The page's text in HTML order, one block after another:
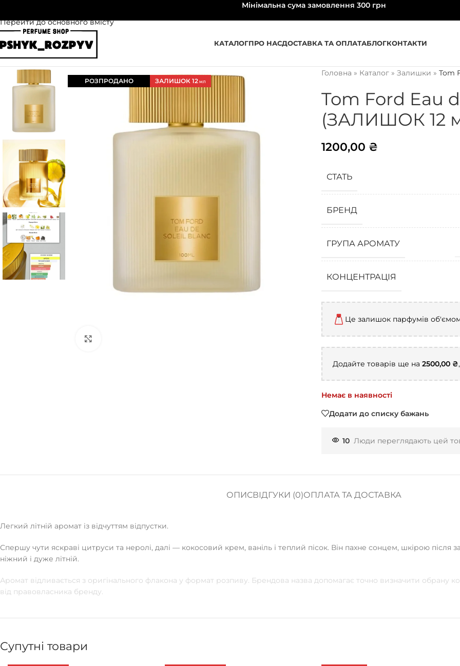
Перейти до основного вмісту
Мінімальна сума замовлення 300 грн
КАТАЛОГПРО НАСДОСТАВКА ТА ОПЛАТАБЛОГКОНТАКТИ
РОЗПРОДАНО ЗАЛИШОК 12 МЛ
Головна » Каталог» Залишки » Tom
Tom Ford Eau
(ЗАЛИШОК 12
1200,00 ₴
СТАТЬ
БРЕНД
ГРУПА АРОМАТУ
КОНЦЕНТРАЦІЯ
Це залишок парфумів
Додайте товарів ще на 2500,00 ₴
Немає в наявності
Додати до списку бажань
10 Люди переглядають цей
ОПИСВІДГУКИ (0)ОПЛАТА ТА ДОСТАВКА
Легкий літній аромат із відчуттям відпустки.
Спершу чути яскраві цитруси та неролі, далі — кокосовий крем, ваніль і теплий пісок. Він пахне сонцем, шкірою
ніжний і дуже літній.
Аромат відливається з оригінального флакона у формат розпиву. Брендова назва допомагає точно визначити обрану
від правовласника бренду.
Супутні товари